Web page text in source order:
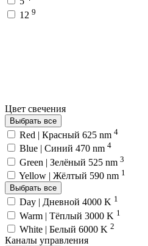
12 9
Цвет свечения
Выбрать все
Red | Красный 625 nm 4
Blue | Синий 470 nm 4
Green | Зелёный 525 nm 3
Yellow | Жёлтый 590 nm 1
Выбрать все
Day | Дневной 4000 K 1
Warm | Тёплый 3000 K 1
White | Белый 6000 K 2
Каналы управления